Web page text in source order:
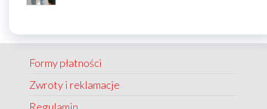
Formy płatności
Zwroty i reklamacje
Regulamin